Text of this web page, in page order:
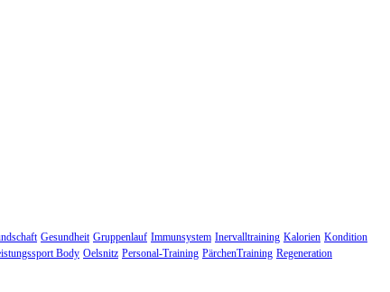
Gesundheit Gruppenlauf Immunsystem Inervalltraining Kalorien Kondition
Body Oelsnitz Personal-Training PärchenTraining Regeneration